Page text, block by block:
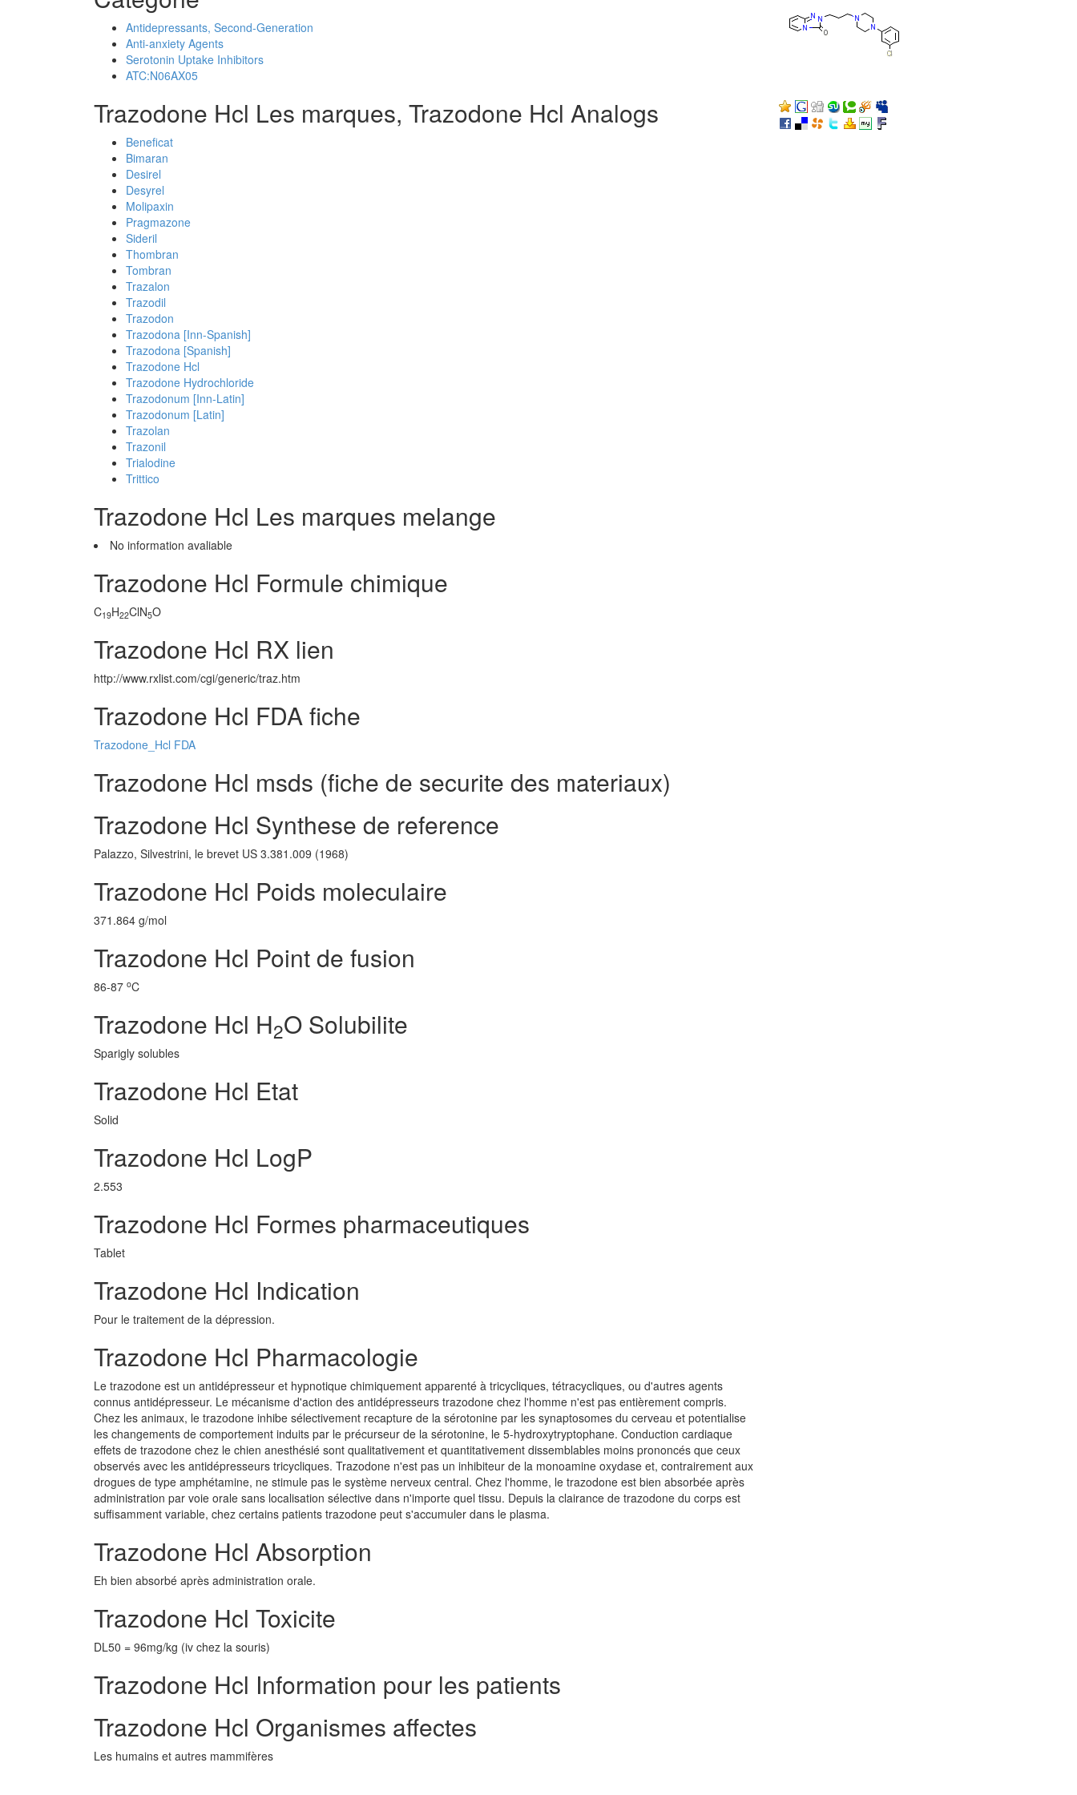
Antidepressants, Second-Generation
Anti-anxiety Agents
Serotonin Uptake Inhibitors
ATC:N06AX05
Trazodone Hcl Les marques, Trazodone Hcl Analogs
Beneficat
Bimaran
Desirel
Desyrel
Molipaxin
Pragmazone
Sideril
Thombran
Tombran
Trazalon
Trazodil
Trazodon
Trazodona [Inn-Spanish]
Trazodona [Spanish]
Trazodone Hcl
Trazodone Hydrochloride
Trazodonum [Inn-Latin]
Trazodonum [Latin]
Trazolan
Trazonil
Trialodine
Trittico
Trazodone Hcl Les marques melange
No information avaliable
Trazodone Hcl Formule chimique
C19H22ClN5O
Trazodone Hcl RX lien
http://www.rxlist.com/cgi/generic/traz.htm
Trazodone Hcl FDA fiche
Trazodone_Hcl FDA
Trazodone Hcl msds (fiche de securite des materiaux)
Trazodone Hcl Synthese de reference
Palazzo, Silvestrini, le brevet US 3.381.009 (1968)
Trazodone Hcl Poids moleculaire
371.864 g/mol
Trazodone Hcl Point de fusion
86-87 oC
Trazodone Hcl H2O Solubilite
Sparigly solubles
Trazodone Hcl Etat
Solid
Trazodone Hcl LogP
2.553
Trazodone Hcl Formes pharmaceutiques
Tablet
Trazodone Hcl Indication
Pour le traitement de la dépression.
Trazodone Hcl Pharmacologie
Le trazodone est un antidépresseur et hypnotique chimiquement apparenté à tricycliques, tétracycliques, ou d'autres agents
connus antidépresseur. Le mécanisme d'action des antidépresseurs trazodone chez l'homme n'est pas entièrement compris.
Chez les animaux, le trazodone inhibe sélectivement recapture de la sérotonine par les synaptosomes du cerveau et potentialise
les changements de comportement induits par le précurseur de la sérotonine, le 5-hydroxytryptophane. Conduction cardiaque
effets de trazodone chez le chien anesthésié sont qualitativement et quantitativement dissemblables moins prononcés que ceux
observés avec les antidépresseurs tricycliques. Trazodone n'est pas un inhibiteur de la monoamine oxydase et, contrairement aux
drogues de type amphétamine, ne stimule pas le système nerveux central. Chez l'homme, le trazodone est bien absorbée après
administration par voie orale sans localisation sélective dans n'importe quel tissu. Depuis la clairance de trazodone du corps est
suffisamment variable, chez certains patients trazodone peut s'accumuler dans le plasma.
Trazodone Hcl Absorption
Eh bien absorbé après administration orale.
Trazodone Hcl Toxicite
DL50 = 96mg/kg (iv chez la souris)
Trazodone Hcl Information pour les patients
Trazodone Hcl Organismes affectes
Les humains et autres mammifères